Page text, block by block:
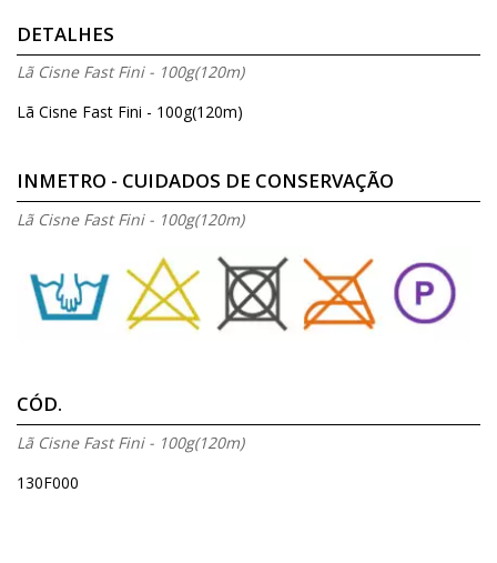
DETALHES
Lã Cisne Fast Fini - 100g(120m)
Lã Cisne Fast Fini - 100g(120m)
INMETRO - CUIDADOS DE CONSERVAÇÃO
Lã Cisne Fast Fini - 100g(120m)
CÓD.
Lã Cisne Fast Fini - 100g(120m)
130F000